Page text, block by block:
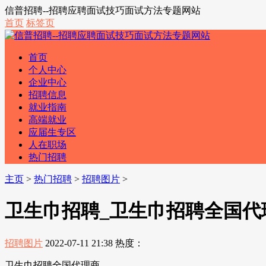
信普招聘--招聘应聘面试技巧面试方法专题网站
首页 标签页
首页
个人中心
企业中心
招聘信息
就业指南
高端就业
应届生专区
人在职场
热门招聘
主页 > 热门招聘 > 招聘图片 >
卫生巾招聘_卫生巾招聘全国
招聘图片 2022-07-11 21:38 热度：